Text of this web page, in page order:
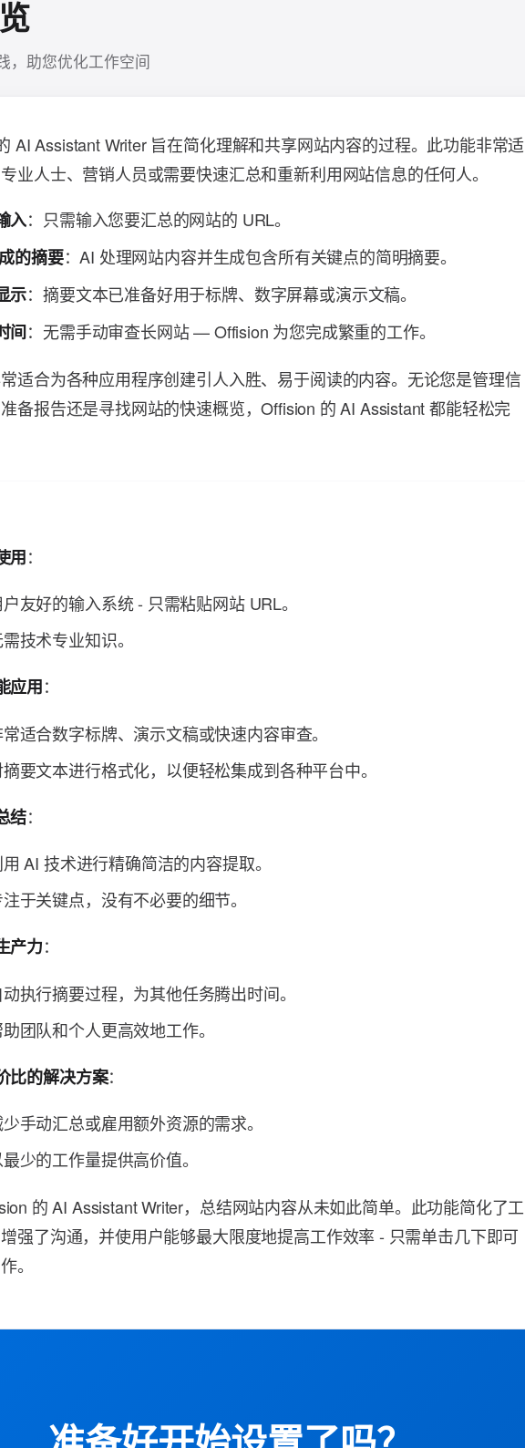
，助您优化工作空间
AI Assistant Writer 旨在简化理解和共享网站内容的过程。此功能非常适
业人士、营销人员或需要快速汇总和重新利用网站信息的任何人。
入：只需输入您要汇总的网站的 URL。
的摘要：AI 处理网站内容并生成包含所有关键点的简明摘要。
示：摘要文本已准备好用于标牌、数字屏幕或演示文稿。
间：无需手动审查长网站 — Offision 为您完成繁重的工作。
适合为各种应用程序创建引人入胜、易于阅读的内容。无论您是管理信
备报告还是寻找网站的快速概览，Offision 的 AI Assistant 都能轻松完
用：
友好的输入系统 - 只需粘贴网站 URL。
技术专业知识。
应用：
适合数字标牌、演示文稿或快速内容审查。
要文本进行格式化，以便轻松集成到各种平台中。
结：
AI 技术进行精确简洁的内容提取。
于关键点，没有不必要的细节。
产力：
动执行摘要过程，为其他任务腾出时间。
团队和个人更高效地工作。
比的解决方案：
手动汇总或雇用额外资源的需求。
最少的工作量提供高价值。
的 AI Assistant Writer，总结网站内容从未如此简单。此功能简化了工
强了沟通，并使用户能够最大限度地提高工作效率 - 只需单击几下即可
。